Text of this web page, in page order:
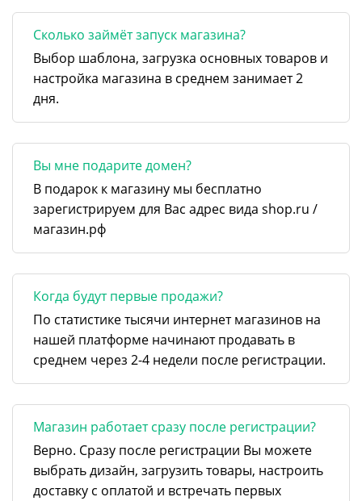
Сколько займёт запуск магазина?
Выбор шаблона, загрузка основных товаров и
настройка магазина в среднем занимает 2
дня.
Вы мне подарите домен?
В подарок к магазину мы бесплатно
зарегистрируем для Вас адрес вида shop.ru /
магазин.рф
Когда будут первые продажи?
По статистике тысячи интернет магазинов на
нашей платформе начинают продавать в
среднем через 2-4 недели после регистрации.
Магазин работает сразу после регистрации?
Верно. Сразу после регистрации Вы можете
выбрать дизайн, загрузить товары, настроить
доставку с оплатой и встречать первых